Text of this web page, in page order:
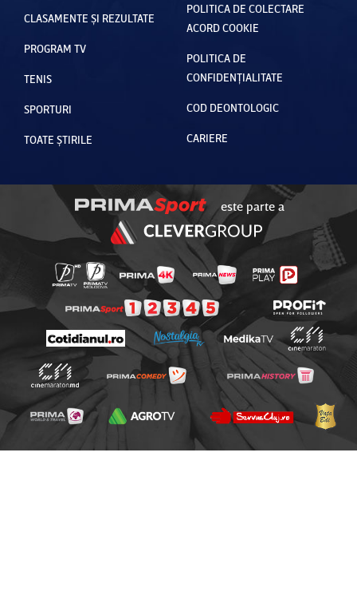
CLASAMENTE ȘI REZULTATE
PROGRAM TV
TENIS
SPORTURI
TOATE ȘTIRILE
POLITICA DE COLECTARE
ACORD COOKIE
POLITICA DE
CONFIDENȚIALITATE
COD DEONTOLOGIC
CARIERE
este parte a